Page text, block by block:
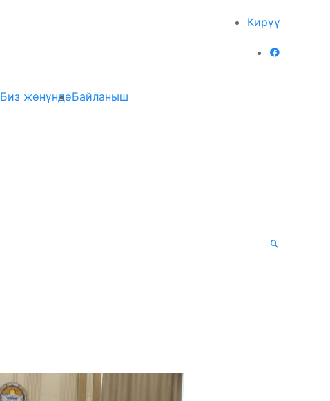
Кирүү
Биз жөнүндөБайланыш